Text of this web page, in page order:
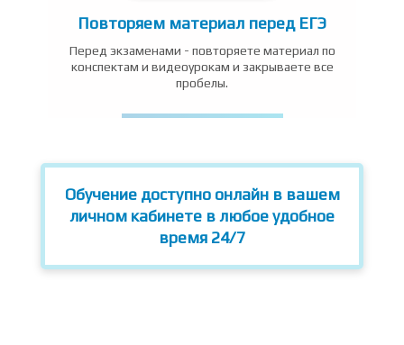
Повторяем материал перед ЕГЭ
Перед экзаменами - повторяете материал по
конспектам и видеоурокам и закрываете все
пробелы.
Обучение доступно онлайн в вашем
личном кабинете в любое удобное
время 24/7